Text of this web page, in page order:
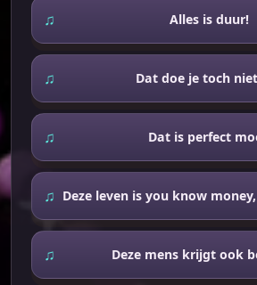
Alles is duur!
Dat doe je toch
Dat is perfect
Deze leven is you know
Deze mens krijgt ook